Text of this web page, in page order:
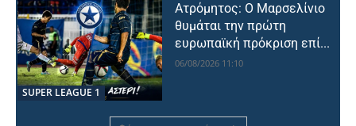
SUPER LEAGUE 1
Ατρόμητος: Ο Μαρσελίνιο
θυμάται την πρώτη
ευρωπαϊκή πρόκριση επί...
06/08/2026 11:10